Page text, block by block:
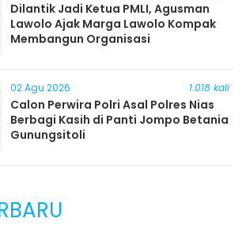
Dilantik Jadi Ketua PMLI, Agusman
Lawolo Ajak Marga Lawolo Kompak
Membangun Organisasi
02 Agu 2026 1.018 kali
Calon Perwira Polri Asal Polres Nias
Berbagi Kasih di Panti Jompo Betania
Gunungsitoli